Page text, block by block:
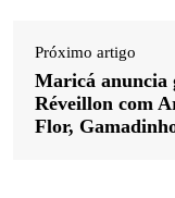
Próximo artigo
Maricá anuncia
Réveillon com
Flor,